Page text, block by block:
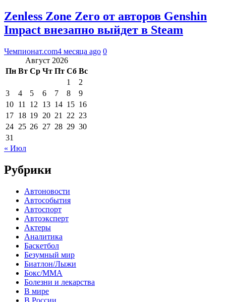
Zenless Zone Zero от авторов Genshin
Impact внезапно выйдет в Steam
Чемпионат.com4 месяца ago 0
Август 2026
Пн Вт Ср Чт Пт Сб Вс
1
2
3
4 5 6 7 8
9
10 11 12 13 14 15 16
17 18 19 20 21 22 23
24 25 26 27 28 29 30
31
« Июл
Рубрики
Автоновости
Автособытия
Автоспорт
Автоэксперт
Актеры
Аналитика
Баскетбол
Безумный мир
Биатлон/Лыжи
Бокс/MMA
Болезни и лекарства
В мире
В России